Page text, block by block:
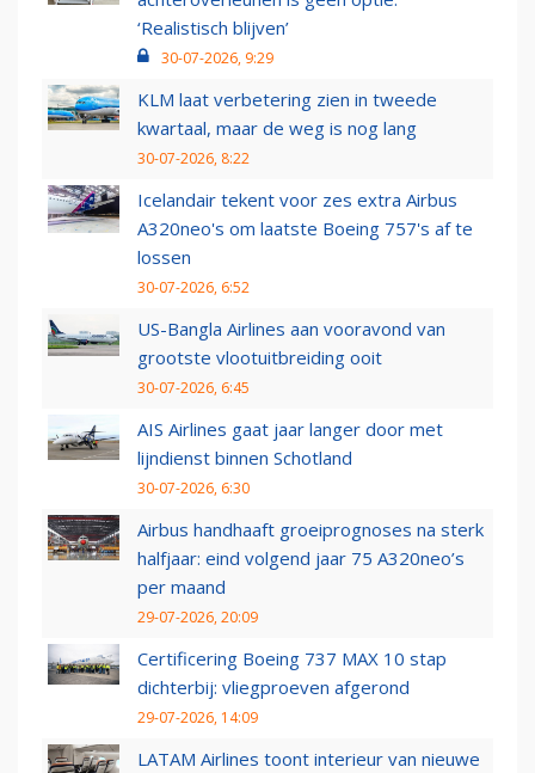
‘Realistisch blijven’
30-07-2026, 9:29
KLM laat verbetering zien in tweede
kwartaal, maar de weg is nog lang
30-07-2026, 8:22
Icelandair tekent voor zes extra Airbus
A320neo's om laatste Boeing 757's af te
lossen
30-07-2026, 6:52
US-Bangla Airlines aan vooravond van
grootste vlootuitbreiding ooit
30-07-2026, 6:45
AIS Airlines gaat jaar langer door met
lijndienst binnen Schotland
30-07-2026, 6:30
Airbus handhaaft groeiprognoses na sterk
halfjaar: eind volgend jaar 75 A320neo’s
per maand
29-07-2026, 20:09
Certificering Boeing 737 MAX 10 stap
dichterbij: vliegproeven afgerond
29-07-2026, 14:09
LATAM Airlines toont interieur van nieuwe